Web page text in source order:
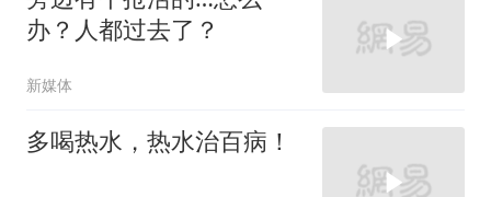
办？人都过去了？
新媒体
多喝热水，热水治百病！